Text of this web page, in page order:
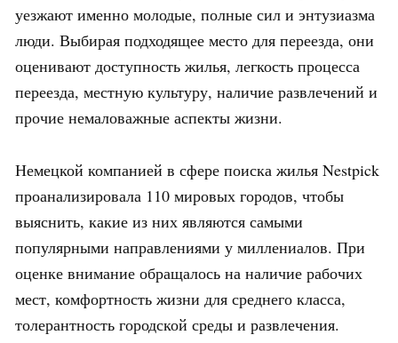
уезжают именно молодые, полные сил и энтузиазма
люди. Выбирая подходящее место для переезда, они
оценивают доступность жилья, легкость процесса
переезда, местную культуру, наличие развлечений и
прочие немаловажные аспекты жизни.
Немецкой компанией в сфере поиска жилья Nestpick
проанализировала 110 мировых городов, чтобы
выяснить, какие из них являются самыми
популярными направлениями у миллениалов. При
оценке внимание обращалось на наличие рабочих
мест, комфортность жизни для среднего класса,
толерантность городской среды и развлечения.